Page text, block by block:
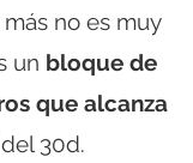
no es muy
un bloque de
que alcanza
30d.